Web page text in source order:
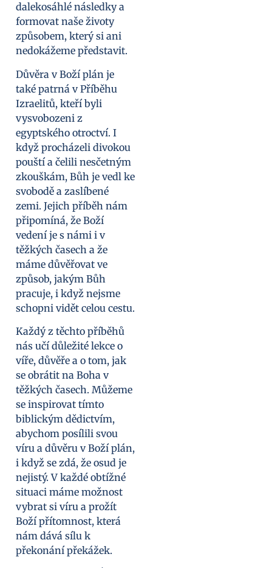
dalekosáhlé následky a
formovat naše životy
způsobem, který si ani
nedokážeme představit.
Důvěra v Boží plán je
také patrná v Příběhu
Izraelitů, kteří byli
vysvobozeni z
egyptského otroctví. I
když procházeli divokou
pouští a čelili nesčetným
zkouškám, Bůh je vedl ke
svobodě a zaslíbené
zemi. Jejich příběh nám
připomíná, že Boží
vedení je s námi i v
těžkých časech a že
máme důvěřovat ve
způsob, jakým Bůh
pracuje, i když nejsme
schopni vidět celou cestu.
Každý z těchto příběhů
nás učí důležité lekce o
víře, důvěře a o tom, jak
se obrátit na Boha v
těžkých časech. Můžeme
se inspirovat tímto
biblickým dědictvím,
abychom posílili svou
víru a důvěru v Boží plán,
i když se zdá, že osud je
nejistý. V každé obtížné
situaci máme možnost
vybrat si víru a prožít
Boží přítomnost, která
nám dává sílu k
překonání překážek.